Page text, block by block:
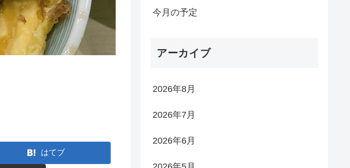
はてブ
今月の予定
アーカイブ
2026年8月
2026年7月
2026年6月